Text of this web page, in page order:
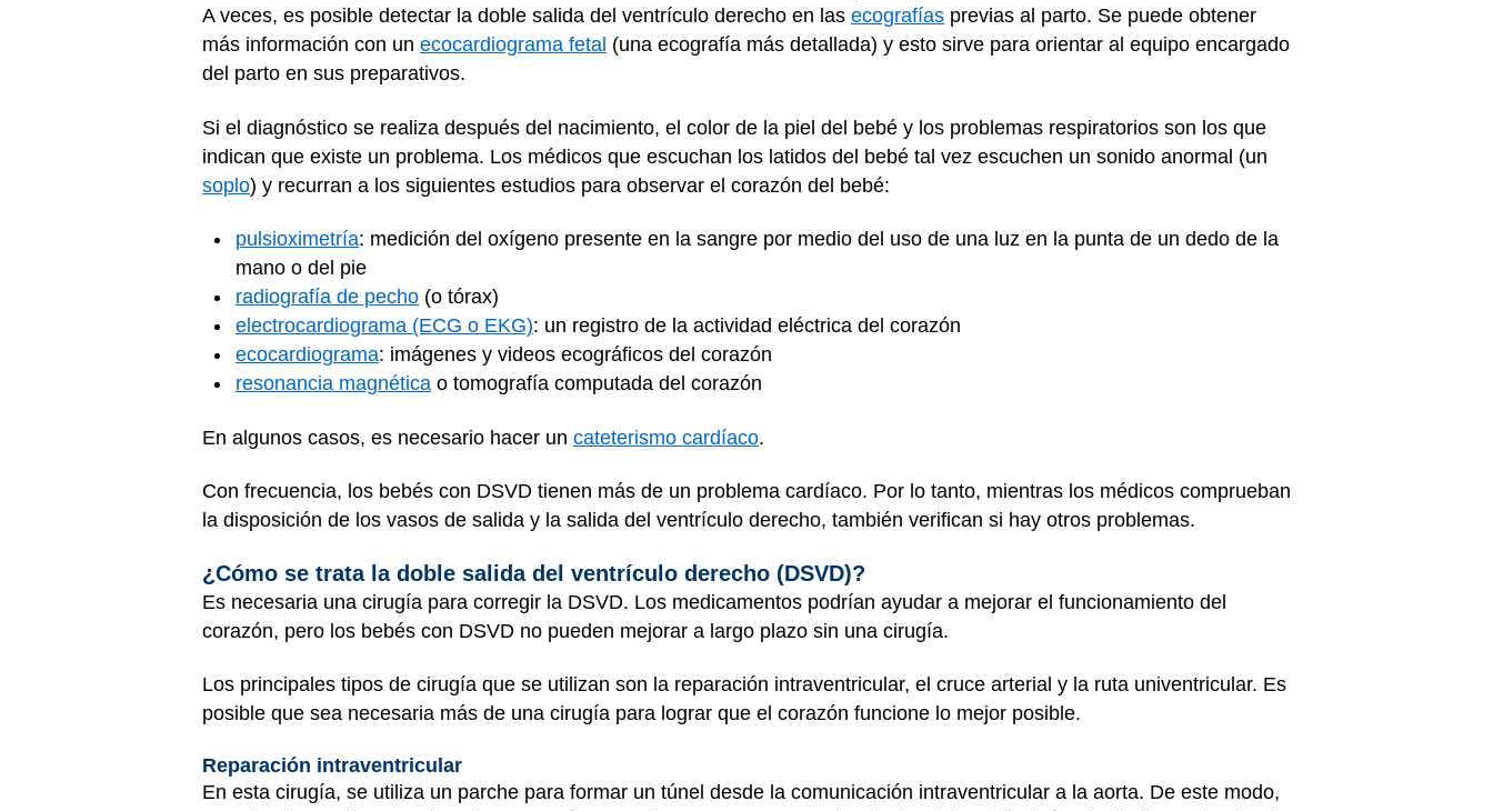
A veces, es posible detectar la doble salida del ventrículo derecho en las ecografías previas al parto. Se puede obtener
más información con un ecocardiograma fetal (una ecografía más detallada) y esto sirve para orientar al equipo encargado
del parto en sus preparativos.
Si el diagnóstico se realiza después del nacimiento, el color de la piel del bebé y los problemas respiratorios son los que
indican que existe un problema. Los médicos que escuchan los latidos del bebé tal vez escuchen un sonido anormal (un
soplo) y recurran a los siguientes estudios para observar el corazón del bebé:
pulsioximetría: medición del oxígeno presente en la sangre por medio del uso de una luz en la punta de un dedo de la
mano o del pie
radiografía de pecho (o tórax)
electrocardiograma (ECG o EKG): un registro de la actividad eléctrica del corazón
ecocardiograma: imágenes y videos ecográficos del corazón
resonancia magnética o tomografía computada del corazón
En algunos casos, es necesario hacer un cateterismo cardíaco.
Con frecuencia, los bebés con DSVD tienen más de un problema cardíaco. Por lo tanto, mientras los médicos comprueban
la disposición de los vasos de salida y la salida del ventrículo derecho, también verifican si hay otros problemas.
¿Cómo se trata la doble salida del ventrículo derecho (DSVD)?
Es necesaria una cirugía para corregir la DSVD. Los medicamentos podrían ayudar a mejorar el funcionamiento del
corazón, pero los bebés con DSVD no pueden mejorar a largo plazo sin una cirugía.
Los principales tipos de cirugía que se utilizan son la reparación intraventricular, el cruce arterial y la ruta univentricular. Es
posible que sea necesaria más de una cirugía para lograr que el corazón funcione lo mejor posible.
Reparación intraventricular
En esta cirugía, se utiliza un parche para formar un túnel desde la comunicación intraventricular a la aorta. De este modo,